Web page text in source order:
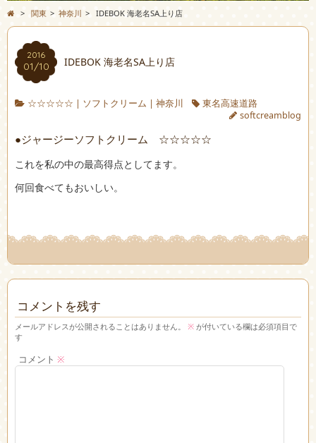
> 関東 > 神奈川 > IDEBOK 海老名SA上り店
2016
01/10 IDEBOK 海老名SA上り店
☆☆☆☆☆ | ソフトクリーム | 神奈川
東名高速道路
softcreamblog
●ジャージーソフトクリーム ☆☆☆☆☆
これを私の中の最高得点としてます。
何回食べてもおいしい。
コメントを残す
メールアドレスが公開されることはありません。 ※ が付いている欄は必須項目で
す
コメント ※